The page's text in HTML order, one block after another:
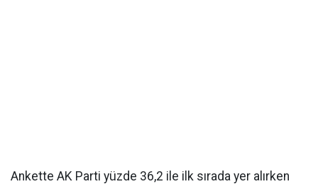
Ankette AK Parti yüzde 36,2 ile ilk sırada yer alırken